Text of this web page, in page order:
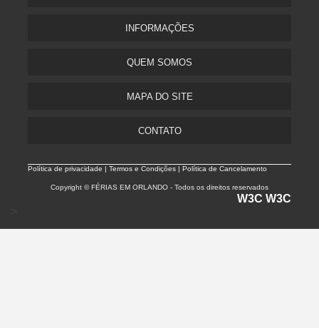
INFORMAÇÕES
QUEM SOMOS
MAPA DO SITE
CONTATO
Política de privacidade |Termos e Condições | Política de Cancelamento
Copyright © FÉRIAS EM ORLANDO - Todos os direitos reservados
W3C W3C